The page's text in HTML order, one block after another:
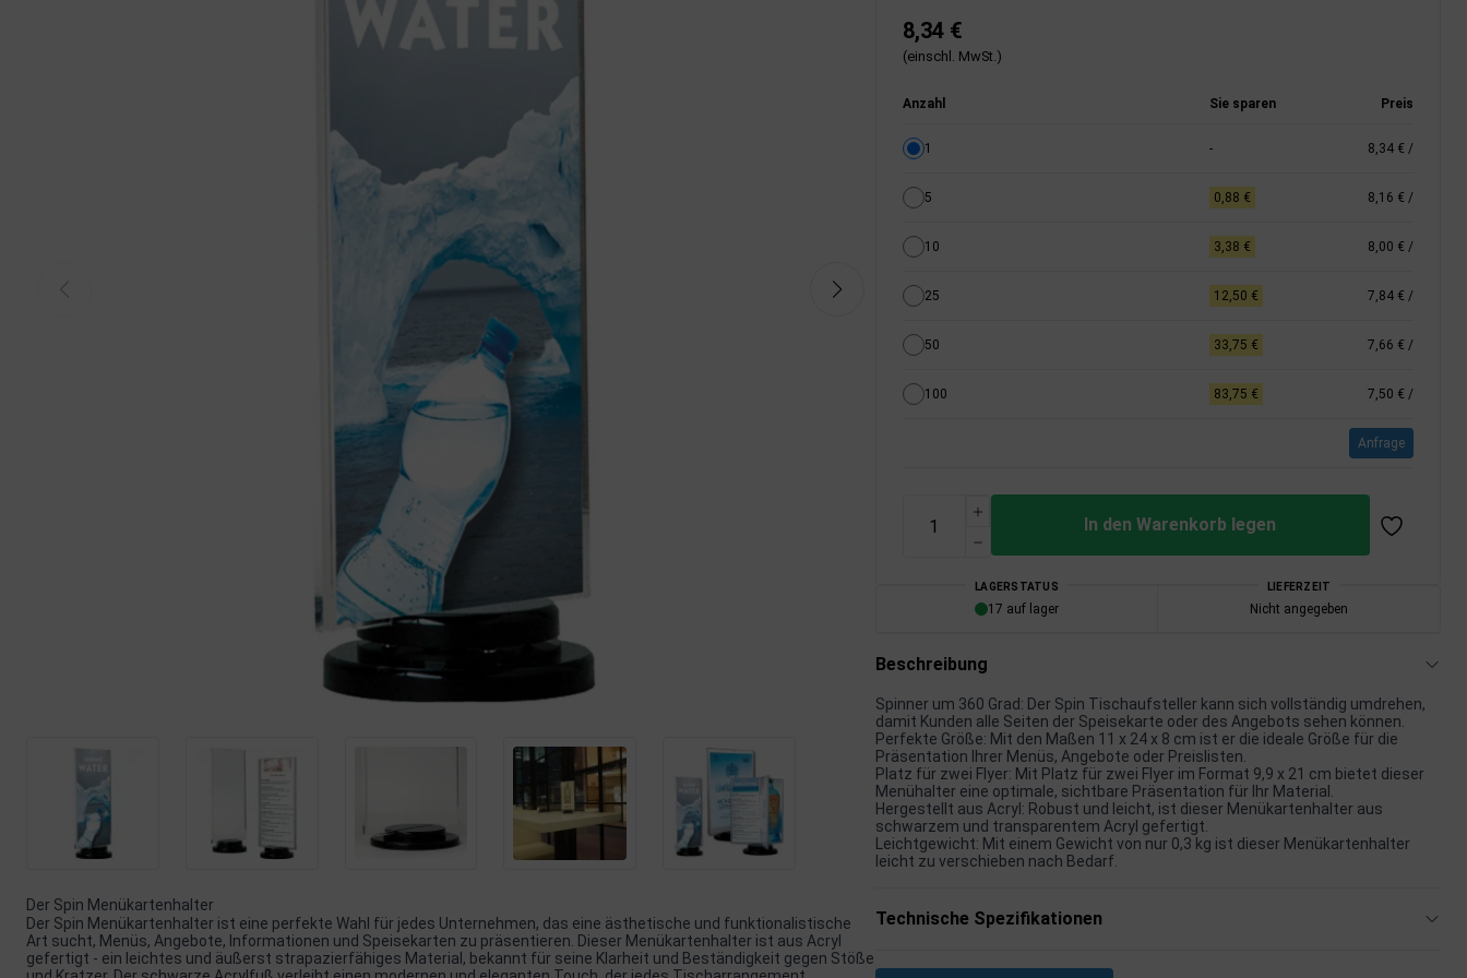
Der Spin Menükartenhalter
Der Spin Menükartenhalter ist eine perfekte Wahl für jedes Unternehmen, das eine ästhetische und funktionalistische
Art sucht, Menüs, Angebote, Informationen und Speisekarten zu präsentieren. Dieser Menükartenhalter ist aus Acryl
gefertigt - ein leichtes und äußerst strapazierfähiges Material, bekannt für seine Klarheit und Beständigkeit gegen Stöße
8,34 €
(einschl. MwSt.)
Anzahl Sie sparen Preis
1 - 8,34 € /
5 0,88 € 8,16 € /
10 3,38 € 8,00 € /
25 12,50 € 7,84 € /
50 33,75 € 7,66 € /
100 83,75 € 7,50 € /
Anfrage
In den Warenkorb legen
LAGERSTATUS
17 auf lager
LIEFERZEIT
Nicht angegeben
Beschreibung
Spinner um 360 Grad: Der Spin Tischaufsteller kann sich vollständig umdrehen,
damit Kunden alle Seiten der Speisekarte oder des Angebots sehen können.
Perfekte Größe: Mit den Maßen 11 x 24 x 8 cm ist er die ideale Größe für die
Präsentation Ihrer Menüs, Angebote oder Preislisten.
Platz für zwei Flyer: Mit Platz für zwei Flyer im Format 9,9 x 21 cm bietet dieser
Menühalter eine optimale, sichtbare Präsentation für Ihr Material.
Hergestellt aus Acryl: Robust und leicht, ist dieser Menükartenhalter aus
schwarzem und transparentem Acryl gefertigt.
Leichtgewicht: Mit einem Gewicht von nur 0,3 kg ist dieser Menükartenhalter
leicht zu verschieben nach Bedarf.
Technische Spezifikationen